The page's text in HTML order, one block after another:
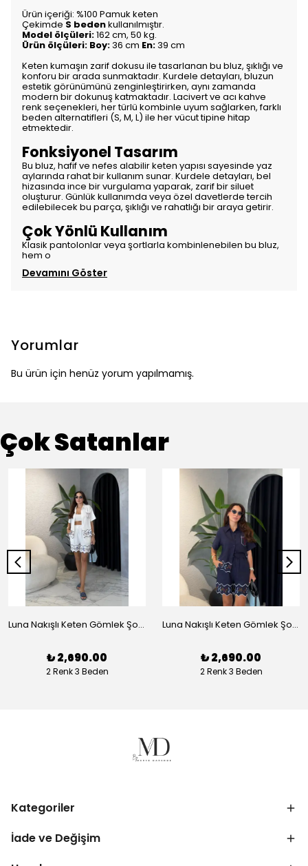
Ürün içeriği: %100 Pamuk keten
Çekimde S bedenkullanılmıştır.
Model ölçüleri:162 cm, 50 kg.
Ürün ölçüleri: Boy:36 cm En:39 cm
Keten kumaşın zarif dokusu ile tasarlanan bu bluz, şıklığı ve
konforu bir arada sunmaktadır. Kurdele detayları, bluzun
estetik görünümünü zenginleştirirken, aynı zamanda
modern bir dokunuş katmaktadır. Lacivert ve acı kahve
renk seçenekleri, her türlü kombinle uyum sağlarken, farklı
beden alternatifleri (S, M, L) ile her vücut tipine hitap
etmektedir.
Fonksiyonel Tasarım
Bu bluz, hafif ve nefes alabilir keten yapısı sayesinde yaz
aylarında rahat bir kullanım sunar. Kurdele detayları, bel
hizasında ince bir vurgulama yaparak, zarif bir siluet
oluşturur. Günlük kullanımda veya özel davetlerde tercih
edilebilecek bu parça, şıklığı ve rahatlığı bir araya getirir.
Çok Yönlü Kullanım
Klasik pantolonlar veya şortlarla kombinlenebilen bu bluz,
hem o
Devamını Göster
Yorumlar
Bu ürün için henüz yorum yapılmamış.
Çok Satanlar
Luna Nakışlı Keten Gömlek Şort Takım - Beyaz
₺ 2,690.00
2 Renk 3 Beden
Luna Nakışlı Keten Gömlek Şort Takım - Lacivert
₺ 2,690.00
2 Renk 3 Beden
Kategoriler
İade ve Değişim